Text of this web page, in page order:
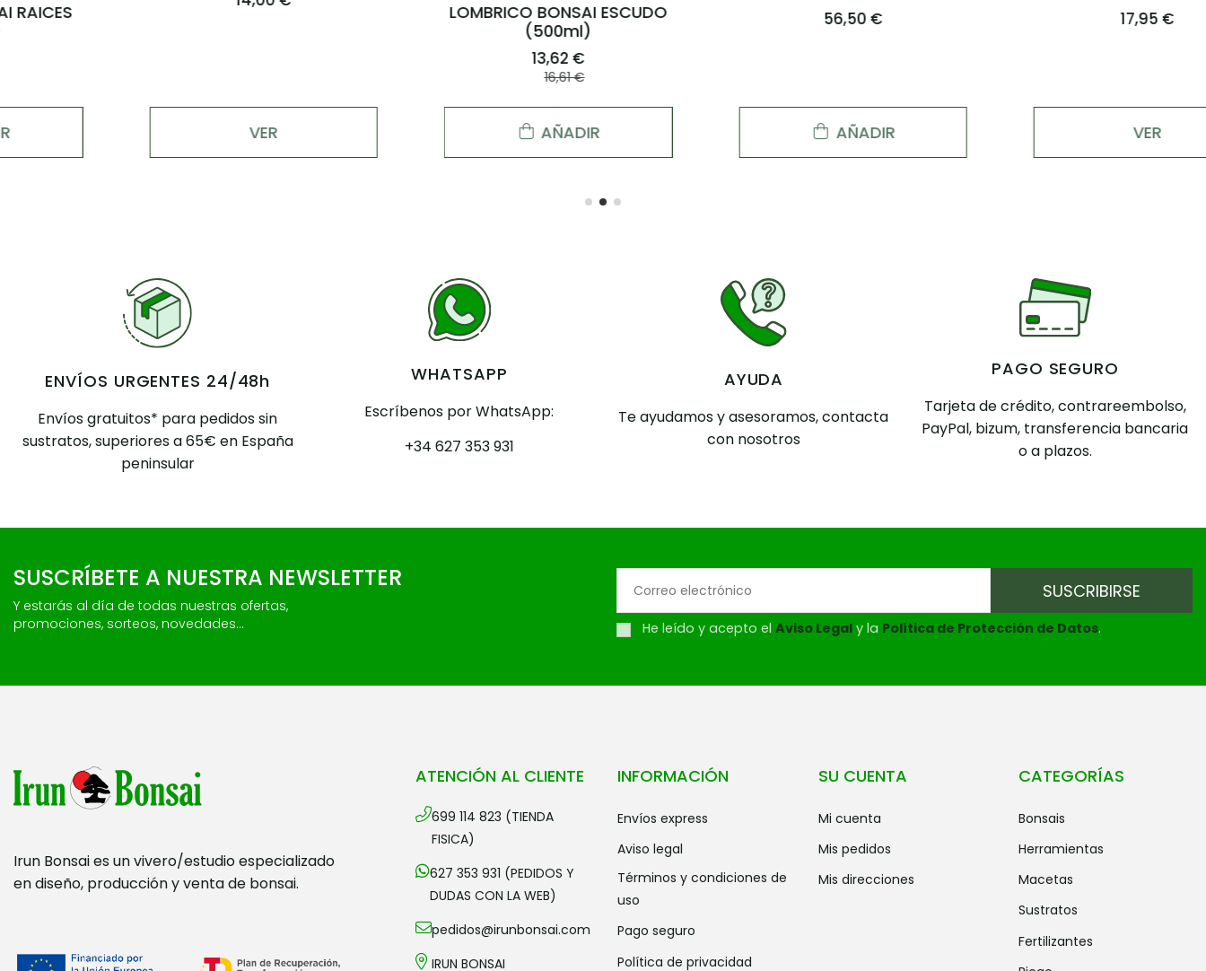
ENVÍOS URGENTES 24/48h
Envíos gratuitos* para pedidos sin
sustratos, superiores a 65€ en España
peninsular
WHATSAPP
Escríbenos por WhatsApp:
+34 627 353 931
AYUDA
Te ayudamos y asesoramos, contacta
con nosotros
PAGO SEGURO
Tarjeta de crédito, contrareembolso,
PayPal, bizum, transferencia bancaria
o a plazos.
SUSCRÍBETE A NUESTRA NEWSLETTER
Y estarás al día de todas nuestras ofertas,
promociones, sorteos, novedades...
He leído y acepto el Aviso Legal y la Política de Protección de Datos.
Irun Bonsai es un vivero/estudio especializado
en diseño, producción y venta de bonsai.
ATENCIÓN AL CLIENTE
699 114 823 (TIENDA
FISICA)
627 353 931 (PEDIDOS Y
DUDAS CON LA WEB)
pedidos@irunbonsai.com
IRUN BONSAI
INFORMACIÓN
envíos express
aviso legal
términos y condiciones de
uso
pago seguro
política de privacidad
SU CUENTA
mi cuenta
mis pedidos
mis direcciones
CATEGORÍAS
bonsais
herramientas
macetas
sustratos
fertilizantes